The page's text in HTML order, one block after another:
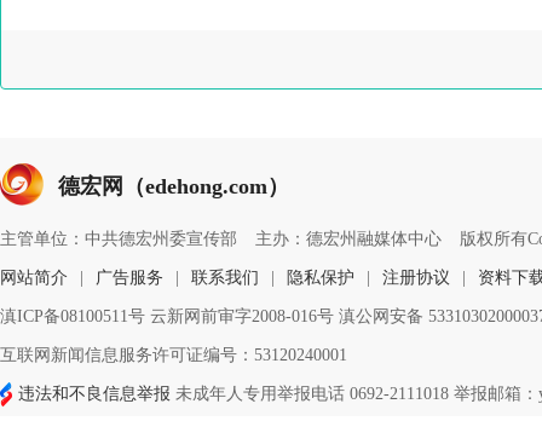
德宏网（edehong.com）
主管单位：中共德宏州委宣传部 主办：德宏州融媒体中心 版权所有
网站简介 广告服务 联系我们 隐私保护 注册协议 资料下
滇ICP备08100511号 云新网前审字2008-016号 滇公网安备
互联网新闻信息服务许可证编号：53120240001
违法和不良信息举报 未成年人专用举报电话 0692-2111018 举报邮箱：